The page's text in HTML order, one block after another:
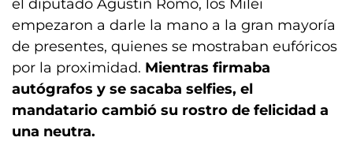
el diputado Agustín Romo, los Milei
empezaron a darle la mano a la gran mayoría
de presentes, quienes se mostraban eufóricos
por la proximidad. Mientras firmaba
autógrafos y se sacaba selfies, el
mandatario cambió su rostro de felicidad a
una neutra.